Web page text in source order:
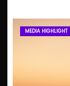
MEDIA HIGHLIGHT